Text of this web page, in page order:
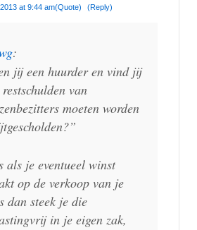
at 9:44 am(Quote) (Reply)
:
jij een huurder en vind jij
van
moeten worden
als je eventueel winst
op de verkoop van je
dan steek je die
in je eigen zak,